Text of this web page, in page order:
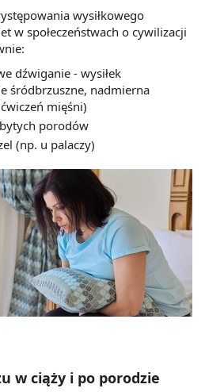
wysiłkowego
w społeczeństwach o cywilizacji
dźwiganie - wysiłek
śródbrzuszne, nadmierna
mięśni)
porodów
(np. u palaczy)
w ciąży i po porodzie